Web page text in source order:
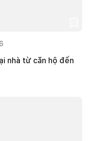
nhà từ căn hộ đến